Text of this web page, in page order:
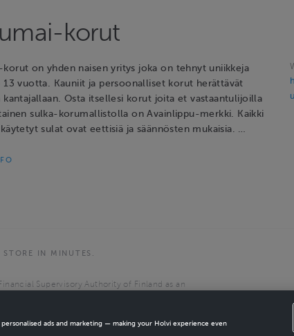
korut
korut on yhden naisen yritys joka on tehnyt uniikkeja
13 vuotta. Kauniit ja persoonalliset korut herättävät
kantajallaan. Osta itsellesi korut joita et vastaantulijoilla
sulka-korumallistolla on Avainlippu-merkki. Kaikki
käytetyt sulat ovat eettisiä ja säännösten mukaisia. …
IN MINUTES.
Supervisory Authority of Finland as an
ads and marketing — making your Holvi experience even